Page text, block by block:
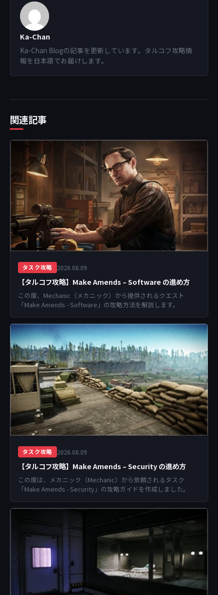
Ka-Chan
Ka-Chan Blogの記事を更新しています。タルコフ攻略情
報を日本語でお届けします。
関連記事
タスク攻略 2026.08.09
【タルコフ攻略】Make Amends – Software の進め方
この度、Mechanic（メカニック）から提供されるクエスト
「Make Amends - Software」の攻略方法を解説します。
タスク攻略 2026.08.09
【タルコフ攻略】Make Amends – Security の進め方
この度は、メカニック（Mechanic）から依頼されるタスク
「Make Amends - Security」の攻略ガイドを作成しました。